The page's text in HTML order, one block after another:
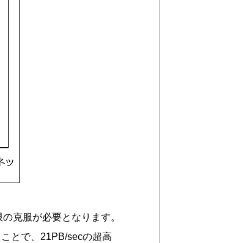
克服が必要となります。
とで、21PB/secの超高